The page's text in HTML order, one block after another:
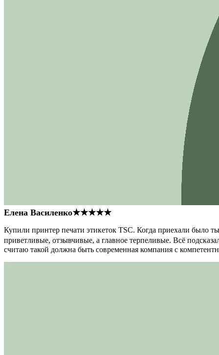
Елена Василенко★★★★★
Купили принтер печати этикеток TSC. Когда приехали было
приветливые, отзывчивые, а главное терпеливые. Всё
считаю такой должна быть современная компания с